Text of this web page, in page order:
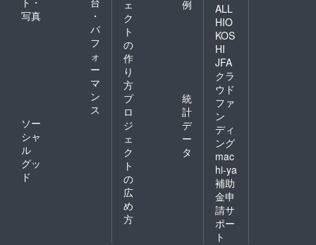
写真
・
パ
フ
ォ
ー
マ
ン
ス
ソー
シャ
ル
グッ
ド
ェ
ク
ト
の
作
り
方
例
プ
ロ
ジ
ェ
ク
ト
の
広
め
方
統
計
デ
ー
タ
ALL
HIO
KOS
HI
JFA
クラ
ウド
ファ
ン
ディ
ング
mac
hi-ya
補助
金申
請サ
ポー
ト